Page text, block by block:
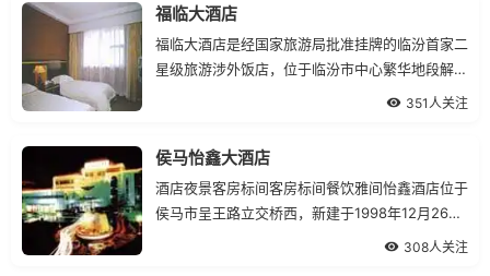
完善的服务功能、齐全的服务项目、优秀的服务品
质，赢得了广大消费者的好评和青睐
福临大酒店
福临大酒店是经国家旅游局批准挂牌的临汾首家二
星级旅游涉外饭店，位于临汾市中心繁华地段解放
路24号，交通便利，地理位置优越，是临汾对外
备齐全，内设高、中级客房，多功能会议厅歌舞
厅、奥的斯电梯、中
351人关注
侯马怡鑫大酒店
酒店夜景客房标间客房标间餐饮雅间怡鑫酒店位于
侯马市呈王路立交桥西，新建于1998年12月26
日，是侯马市集餐饮、住宿、娱乐为一体的多功能
308人关注